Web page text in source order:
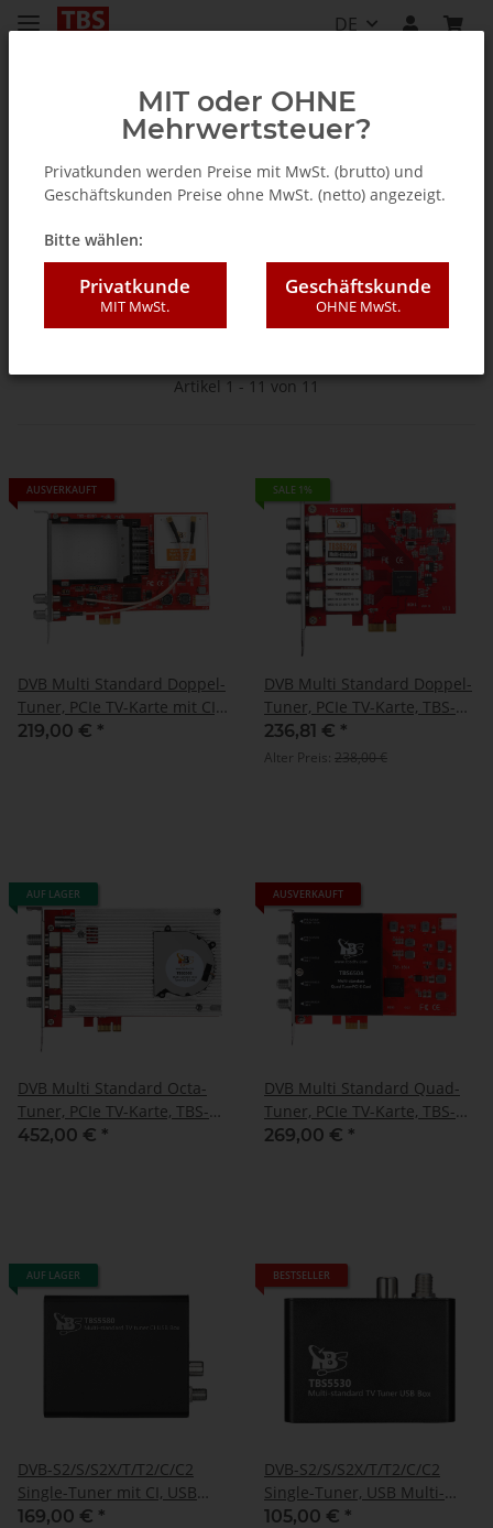
DE
Startseite
Antenne ISDB-T
Für terrestrischen Empfang mit ISDB-T
Artikel 1 - 11 von 11
AUSVERKAUFT
DVB Multi Standard Doppel-
Tuner, PCIe TV-Karte mit CI,
TBS-6590
219,00 € *
SALE 1%
DVB Multi Standard Doppel-
Tuner, PCIe TV-Karte, TBS-
6522H
236,81 € *
Alter Preis: 238,00 €
AUF LAGER
DVB Multi Standard Octa-
Tuner, PCIe TV-Karte, TBS-
6508
452,00 € *
AUSVERKAUFT
DVB Multi Standard Quad-
Tuner, PCIe TV-Karte, TBS-
6504
269,00 € *
AUF LAGER
DVB-S2/S/S2X/T/T2/C/C2
Single-Tuner mit CI, USB
Multituner Empfangsbox,
169,00 € *
BESTSELLER
DVB-S2/S/S2X/T/T2/C/C2
Single-Tuner, USB Multi-
standard-tuner
105,00 € *
MIT oder OHNE
Mehrwertsteuer?
Privatkunden werden Preise mit MwSt. (brutto) und
Geschäftskunden Preise ohne MwSt. (netto) angezeigt.
Bitte wählen:
Privatkunde
MIT MwSt.
Geschäftskunde
OHNE MwSt.